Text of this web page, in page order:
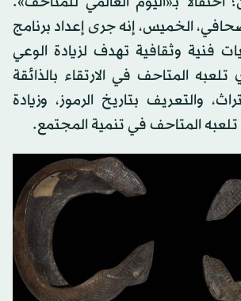
الخميس، إنه جرى إعداد برنامج
فنية وثقافية تهدف لزيادة الوعي
تلعبه المتاحف في الارتقاء بالذائقة
والتعريف بتاريخ الرموز، وزيادة
تلعبه المتاحف في تنمية المجتمع.